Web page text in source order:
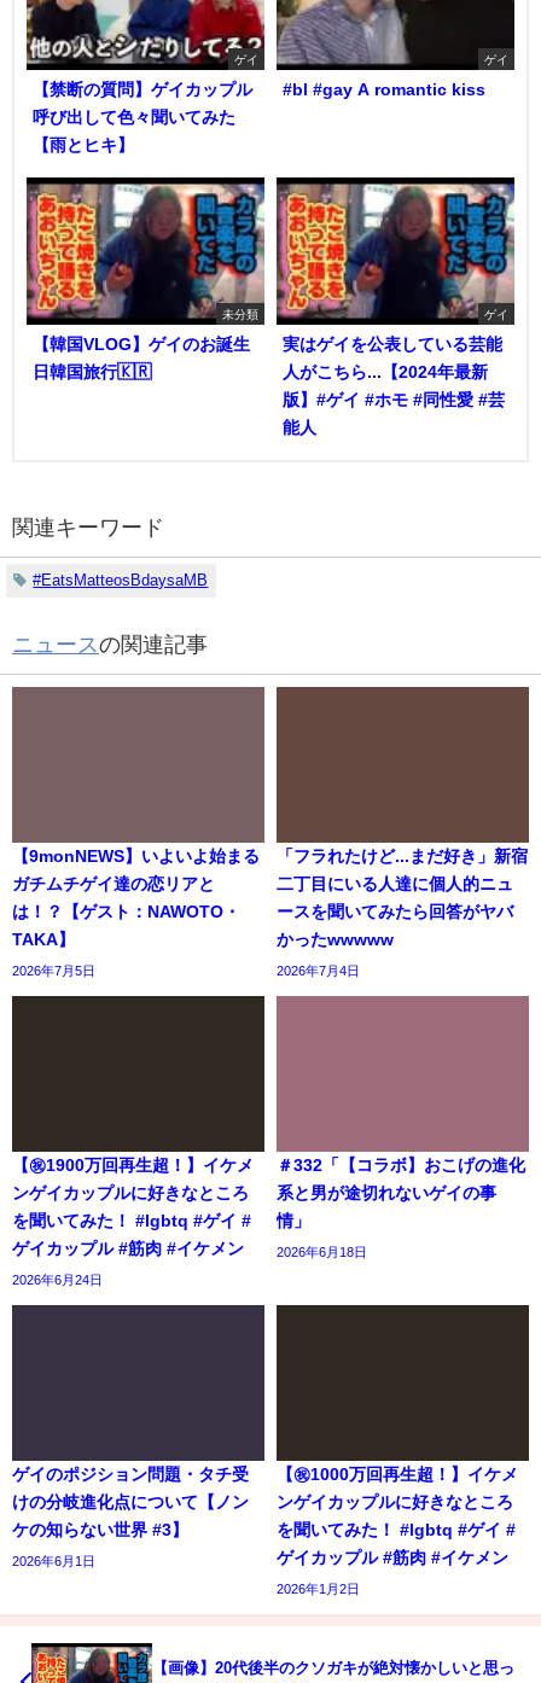
ゲイ
【禁断の質問】ゲイカップル
呼び出して色々聞いてみた
【雨とヒキ】
ゲイ
#bl #gay A romantic kiss
未分類
【韓国VLOG】ゲイのお誕生
日韓国旅行🇰🇷
ゲイ
実はゲイを公表している芸能
人がこちら...【2024年最新
版】#ゲイ #ホモ #同性愛 #芸
能人
関連キーワード
#EatsMatteosBdaysaMB
ニュースの関連記事
【9monNEWS】いよいよ始まる
ガチムチゲイ達の恋リアと
は！？【ゲスト：NAWOTO・
TAKA】
2026年7月5日
「フラれたけど...まだ好き」新宿
二丁目にいる人達に個人的ニュ
ースを聞いてみたら回答がヤバ
かったwwwww
2026年7月4日
【㊗️1900万回再生超！】イケメ
ンゲイカップルに好きなところ
を聞いてみた！ #lgbtq #ゲイ #
ゲイカップル #筋肉 #イケメン
2026年6月24日
＃332「【コラボ】おこげの進化
系と男が途切れないゲイの事
情」
2026年6月18日
ゲイのポジション問題・タチ受
けの分岐進化点について【ノン
ケの知らない世界 #3】
2026年6月1日
【㊗️1000万回再生超！】イケメ
ンゲイカップルに好きなところ
を聞いてみた！ #lgbtq #ゲイ #
ゲイカップル #筋肉 #イケメン
2026年1月2日
【画像】20代後半のクソガキが絶対懐かしいと思っ